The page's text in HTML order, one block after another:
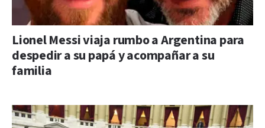
Lionel Messi viaja rumbo a Argentina para
despedir a su papá y acompañar a su
familia